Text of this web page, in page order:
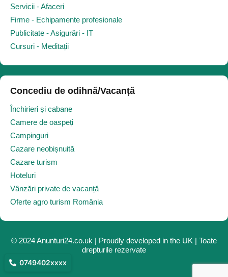
0749402xxxx
Servicii - Afaceri
Firme - Echipamente profesionale
Publicitate - Asigurări - IT
Cursuri - Meditații
Concediu de odihnă/Vacanță
Închirieri și cabane
Camere de oaspeți
Campinguri
Cazare neobișnuită
Cazare turism
Hoteluri
Vânzări private de vacanță
Oferte agro turism România
© 2024 Anunturi24.co.uk | Proudly developed in the UK | Toate
drepturile rezervate